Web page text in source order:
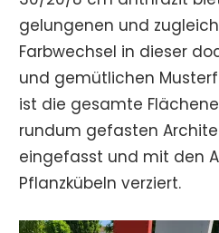
gelungenen und
Farbwechsel in dieser
und gemütlichen
ist die gesamte
rundum gefasten
eingefasst und mit den
Pflanzkübeln verziert.